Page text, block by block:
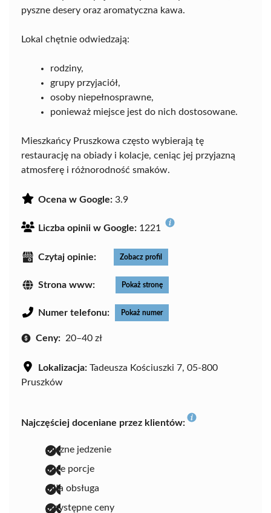
pyszne desery oraz aromatyczna kawa.
Lokal chętnie odwiedzają:
rodziny,
grupy przyjaciół,
osoby niepełnosprawne,
ponieważ miejsce jest do nich dostosowane.
Mieszkańcy Pruszkowa często wybierają tę
restaurację na obiady i kolacje, ceniąc jej przyjazną
atmosferę i różnorodność smaków.
Ocena w Google: 3.9
Liczba opinii w Google: 1221
Czytaj opinie: Zobacz profil
Strona www: Pokaż stronę
Numer telefonu: Pokaż numer
Ceny: 20–40 zł
Lokalizacja: Tadeusza Kościuszki 7, 05-800
Pruszków
Najczęściej doceniane przez klientów:
pyszne jedzenie
duże porcje
miła obsługa
przystępne ceny